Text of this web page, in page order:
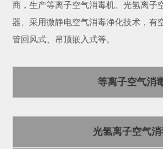
商，生产等离子空气消毒机、 光氢离子
器、采用微静电空气消毒净化技术，有
管回风式、吊顶嵌入式等。
等离子空气消
光氢离子空气